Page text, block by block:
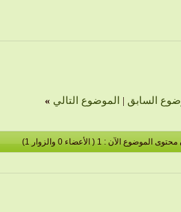
السابق | الموضوع التالي »
الموضوع الآن : 1 ( الأعضاء 0 والزوار 1)